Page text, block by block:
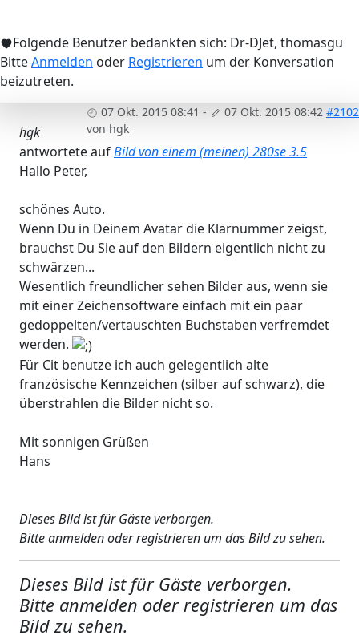
Folgende Benutzer bedankten sich: Dr-DJet, thomasgu
BitteAnmelden oder Registrieren um der Konversation
beizutreten.
07 Okt. 2015 08:41 - 07 Okt. 2015 08:42 #2102
von hgk
hgk
antwortete aufBild von einem (meinen) 280se 3.5
Hallo Peter,
schönes Auto.
Wenn Du in Deinem Avatar die Klarnummer zeigst,
brauchst Du Sie auf den Bildern eigentlich nicht zu
schwärzen...
Wesentlich freundlicher sehen Bilder aus, wenn sie
mit einer Zeichensoftware einfach mit ein paar
gedoppelten/vertauschten Buchstaben verfremdet
werden.
Für Cit benutze ich auch gelegentlich alte
französische Kennzeichen (silber auf schwarz), die
überstrahlen die Bilder nicht so.
Mit sonnigen Grüßen
Hans
Dieses Bild ist für Gäste verborgen.
Bitte anmelden oder registrieren um das Bild zu sehen.
Dieses Bild ist für Gäste verborgen.
Bitte anmelden oder registrieren um das
Bild zu sehen.